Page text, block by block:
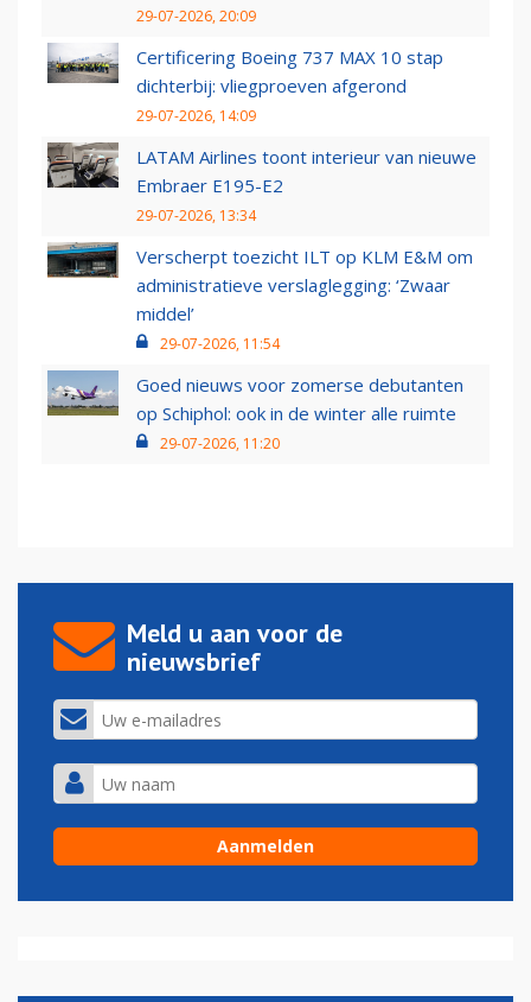
29-07-2026, 20:09
Certificering Boeing 737 MAX 10 stap
dichterbij: vliegproeven afgerond
29-07-2026, 14:09
LATAM Airlines toont interieur van nieuwe
Embraer E195-E2
29-07-2026, 13:34
Verscherpt toezicht ILT op KLM E&M om
administratieve verslaglegging: ‘Zwaar
middel’
29-07-2026, 11:54
Goed nieuws voor zomerse debutanten
op Schiphol: ook in de winter alle ruimte
29-07-2026, 11:20
Meld u aan voor de
nieuwsbrief